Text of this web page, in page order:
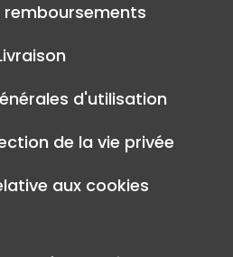
remboursements
d'utilisation
de la vie privée
aux cookies